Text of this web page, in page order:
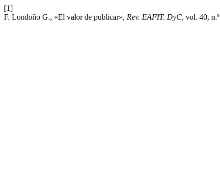
[1]
F. Londoño G., «El valor de publicar», Rev. EAFIT. DyC, vol. 40,